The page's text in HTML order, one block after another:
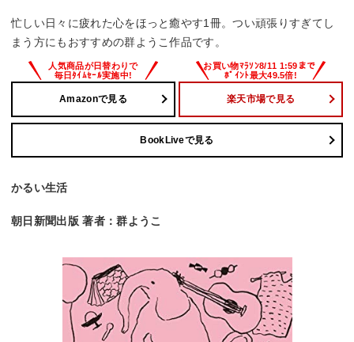
忙しい日々に疲れた心をほっと癒やす1冊。つい頑張りすぎてし
まう方にもおすすめの群ようこ作品です。
Amazonで見る 楽天市場で見る
BookLiveで見る
かるい生活
朝日新聞出版 著者：群ようこ